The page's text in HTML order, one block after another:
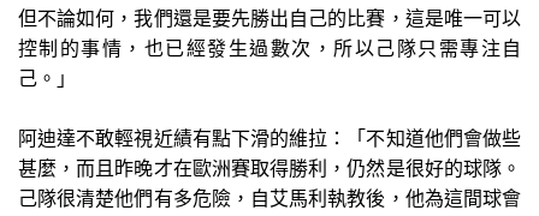
但不論如何，我們還是要先勝出自己的比賽，這是唯一可以
控制的事情，也已經發生過數次，所以己隊只需專注自
己。」
阿迪達不敢輕視近績有點下滑的維拉：「不知道他們會做些
甚麼，而且昨晚才在歐洲賽取得勝利，仍然是很好的球隊。
己隊很清楚他們有多危險，自艾馬利執教後，他為這間球會